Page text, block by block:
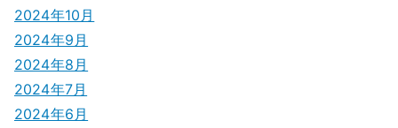
2024年10月
2024年9月
2024年8月
2024年7月
2024年6月